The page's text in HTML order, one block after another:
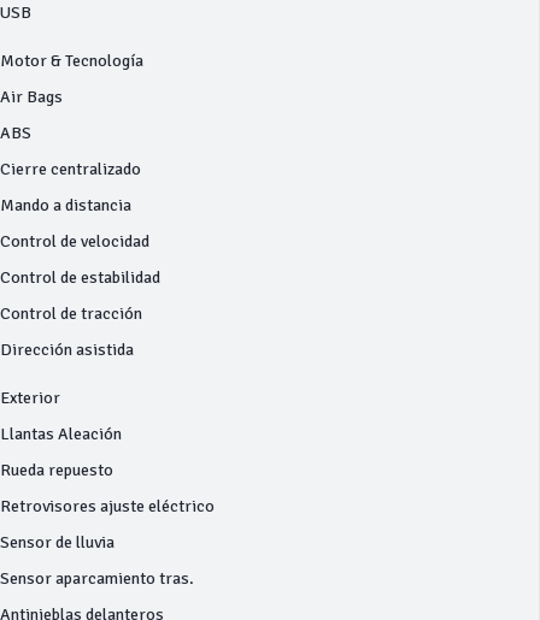
USB
Motor & Tecnología
Air Bags
ABS
Cierre centralizado
Mando a distancia
Control de velocidad
Control de estabilidad
Control de tracción
Dirección asistida
Exterior
Llantas Aleación
Rueda repuesto
Retrovisores ajuste eléctrico
Sensor de lluvia
Sensor aparcamiento tras.
Antinieblas delanteros